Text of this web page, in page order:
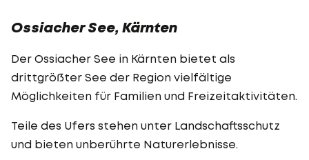
Ossiacher See, Kärnten
Der Ossiacher See in Kärnten bietet als
drittgrößter See der Region vielfältige
Möglichkeiten für Familien und Freizeitaktivitäten.
Teile des Ufers stehen unter Landschaftsschutz
und bieten unberührte Naturerlebnisse.